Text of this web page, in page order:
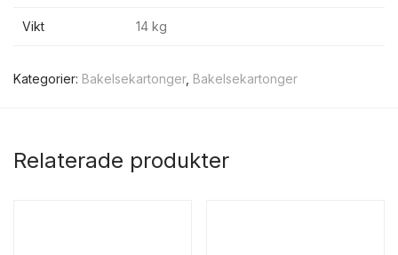
Vikt 14 kg
Kategorier: Bakelsekartonger, Bakelsekartonger
Relaterade produkter